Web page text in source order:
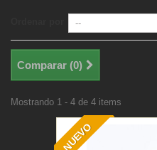
Comparar (0)
Mostrando 1 - 4 de 4 items
NUEVO